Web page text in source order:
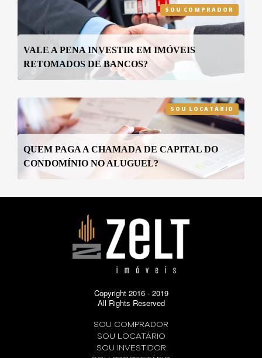
SOU COMPRADOR
VALE A PENA INVESTIR EM IMÓVEIS
RETOMADOS DE BANCOS?
SOU LOCATÁRIO
QUEM PAGA A CHAMADA DE CAPITAL DO
CONDOMÍNIO NO ALUGUEL?
Copyright 2016 - 2019
All Rights Reserved
SOU COMPRADOR
SOU LOCATÁRIO
SOU INVESTIDOR